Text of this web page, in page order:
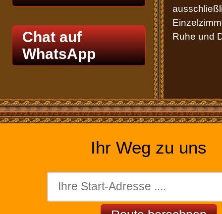
Chat auf
WhatsApp
Ruhe und
Ihr Weg zu uns